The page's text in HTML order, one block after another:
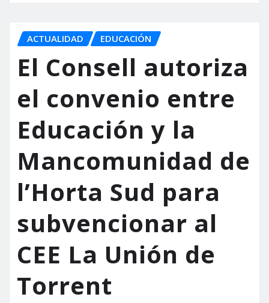
ACTUALIDAD EDUCACIÓN
El Consell autoriza
el convenio entre
Educación y la
Mancomunidad de
l’Horta Sud para
subvencionar al
CEE La Unión de
Torrent